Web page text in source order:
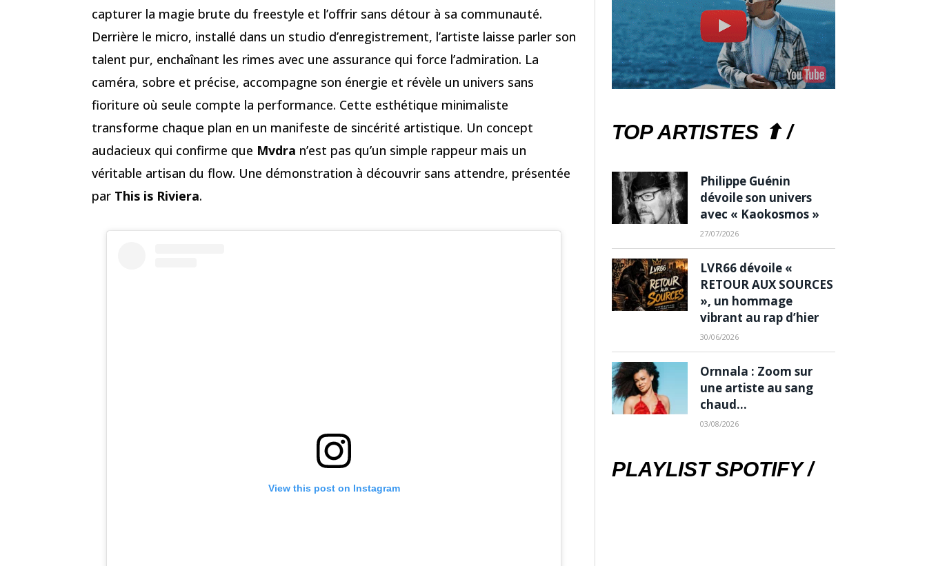
capturer la magie brute du freestyle et l’offrir sans détour à sa communauté.
Derrière le micro, installé dans un studio d’enregistrement, l’artiste laisse parler son
talent pur, enchaînant les rimes avec une assurance qui force l’admiration. La
caméra, sobre et précise, accompagne son énergie et révèle un univers sans
fioriture où seule compte la performance. Cette esthétique minimaliste
transforme chaque plan en un manifeste de sincérité artistique. Un concept
audacieux qui confirme que Mvdra n’est pas qu’un simple rappeur mais un
véritable artisan du flow. Une démonstration à découvrir sans attendre, présentée
par This is Riviera.
View this post on Instagram
TOP ARTISTES ⬆ /
Philippe Guénin
dévoile son univers
avec « Kaokosmos »
27/07/2026
LVR66 dévoile «
RETOUR AUX SOURCES
», un hommage
vibrant au rap d’hier
30/06/2026
Ornnala : Zoom sur
une artiste au sang
chaud…
03/08/2026
PLAYLIST SPOTIFY /